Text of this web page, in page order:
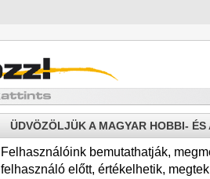
ÜDVÖZÖLJÜK A MAGYAR HOBBI-
Felhasználóink bemutathatják,
felhasználó előtt, értékelhetik,